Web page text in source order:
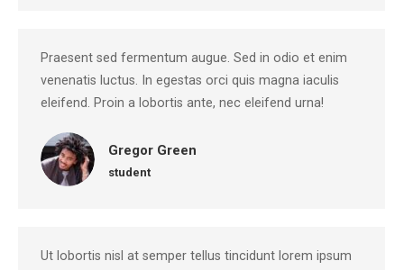
Praesent sed fermentum augue. Sed in odio et enim
venenatis luctus. In egestas orci quis magna iaculis
eleifend. Proin a lobortis ante, nec eleifend urna!
Gregor Green
student
Ut lobortis nisl at semper tellus tincidunt lorem ipsum